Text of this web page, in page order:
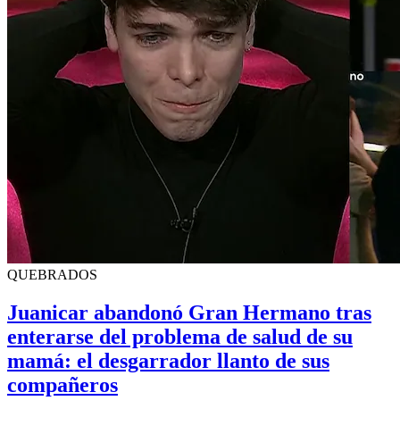
QUEBRADOS
Juanicar abandonó Gran Hermano tras
enterarse del problema de salud de su
mamá: el desgarrador llanto de sus
compañeros